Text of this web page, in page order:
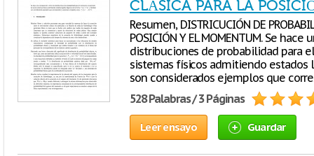
CLÁSICA PARA LA
Resumen, DISTRICUCIÓN DE
POSICIÓN Y EL MOMENTUM. Se
distribuciones de probabilidad para
sistemas físicos admitiendo estados
son considerados ejemplos que
528 Palabras / 3 Páginas
Leer ensayo Guardar